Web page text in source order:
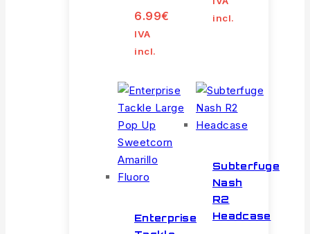
6.99€
IVA
incl.
incl.
Enterprise
Subterfuge
Nash
R2
Headcase